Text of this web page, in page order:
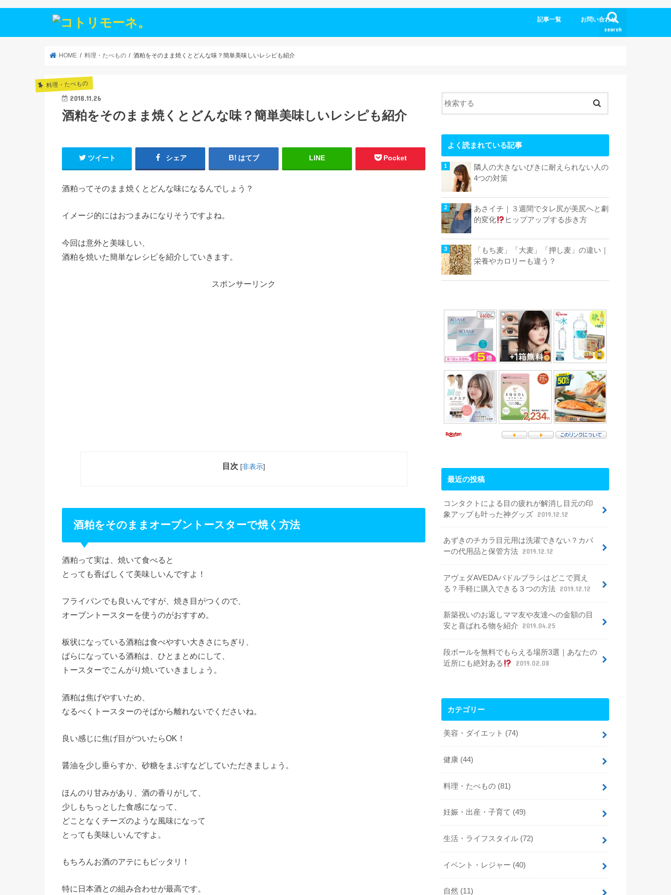
search
記事一覧 お問い合わせ
HOME 料理・たべもの 酒粕をそのまま焼くとどんな味？簡単美味しいレシピも紹介
料理・たべもの
2018.11.26
酒粕をそのまま焼くとどんな味？簡単美味しいレシピも紹介
ツイート シェア はてブ LINE Pocket
酒粕ってそのまま焼くとどんな味になるんでしょう？
イメージ的にはおつまみになりそうですよね。
今回は意外と美味しい、
酒粕を焼いた簡単なレシピを紹介していきます。
スポンサーリンク
目次 [非表示]
酒粕をそのままオーブントースターで焼く方法
酒粕って実は、焼いて食べると
とっても香ばしくて美味しいんですよ！
フライパンでも良いんですが、焼き目がつくので、
オーブントースターを使うのがおすすめ。
板状になっている酒粕は食べやすい大きさにちぎり、
ばらになっている酒粕は、ひとまとめにして、
トースターでこんがり焼いていきましょう。
酒粕は焦げやすいため、
なるべくトースターのそばから離れないでくださいね。
良い感じに焦げ目がついたらOK！
醤油を少し垂らすか、砂糖をまぶすなどしていただきましょう。
ほんのり甘みがあり、酒の香りがして、
少しもちっとした食感になって、
どことなくチーズのような風味になって
とっても美味しいんですよ。
もちろんお酒のアテにもピッタリ！
特に日本酒との組み合わせが最高です。
よく読まれている記事
隣人の大きないびきに耐えられない人の
4つの対策
あさイチ｜３週間でタレ尻が美尻へと劇
的変化
ヒップアップする歩き方
「もち麦」「大麦」「押し麦」の違い｜
栄養やカロリーも違う？
最近の投稿
コンタクトによる目の疲れが解消し目元の印
象アップも叶った神グッズ 2019.12.12
あずきのチカラ目元用は洗濯できない？カバ
ーの代用品と保管方法 2019.12.12
アヴェダAVEDAパドルブラシはどこで買え
る？手軽に購入できる３つの方法 2019.12.12
新築祝いのお返しママ友や友達への金額の目
安と喜ばれる物を紹介
2019.04.25
段ボールを無料でもらえる場所3選｜あなたの
近所にも絶対ある
2019.02.08
カテゴリー
美容・ダイエット (74)
健康 (44)
料理・たべもの (81)
妊娠・出産・子育て (49)
生活・ライフスタイル (72)
イベント・レジャー (40)
自然 (11)